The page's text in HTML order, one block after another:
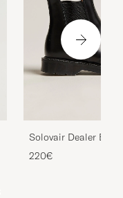
Solovair Dealer Boot
220€